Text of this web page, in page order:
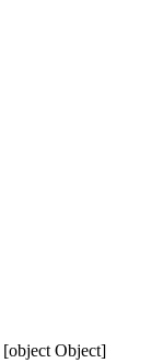
[object Object]